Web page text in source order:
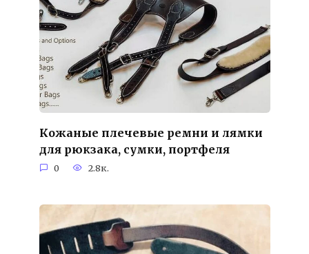
Кожаные плечевые ремни и лямки
для рюкзака, сумки, портфеля
0 2.8к.